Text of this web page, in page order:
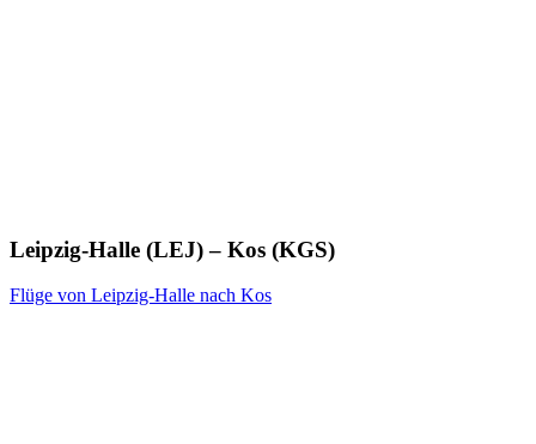
Leipzig-Halle (LEJ) – Kos (KGS)
Flüge von Leipzig-Halle nach Kos